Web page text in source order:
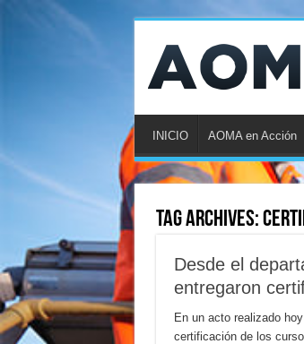
INICIO AOMA en Acción
Tag Archives:
Desde el
entregaron
En un acto realizado
certificación de los